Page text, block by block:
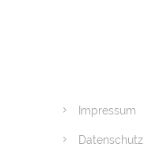
Impressum
Datenschutz